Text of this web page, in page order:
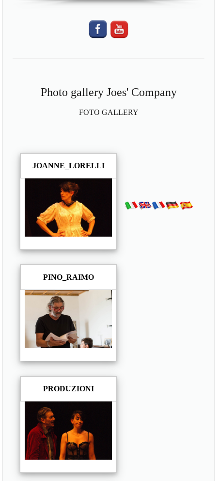
Photo gallery Joes' Company
FOTO GALLERY
JOANNE_LORELLI
PINO_RAIMO
PRODUZIONI